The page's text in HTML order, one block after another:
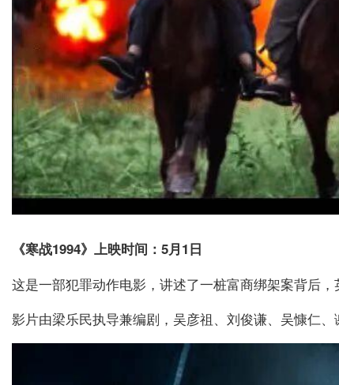
《寒战1994》上映时间：5月1日
这是一部犯罪动作电影，讲述了一桩富商绑架案背后
影片由梁乐民执导兼编剧，吴彦祖、刘俊谦、吴慷仁